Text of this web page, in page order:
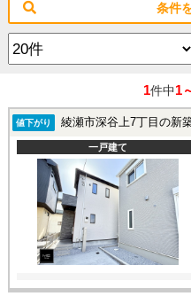
条件
1件中1
値下がり 綾瀬市深谷上7丁目の新
一戸建て